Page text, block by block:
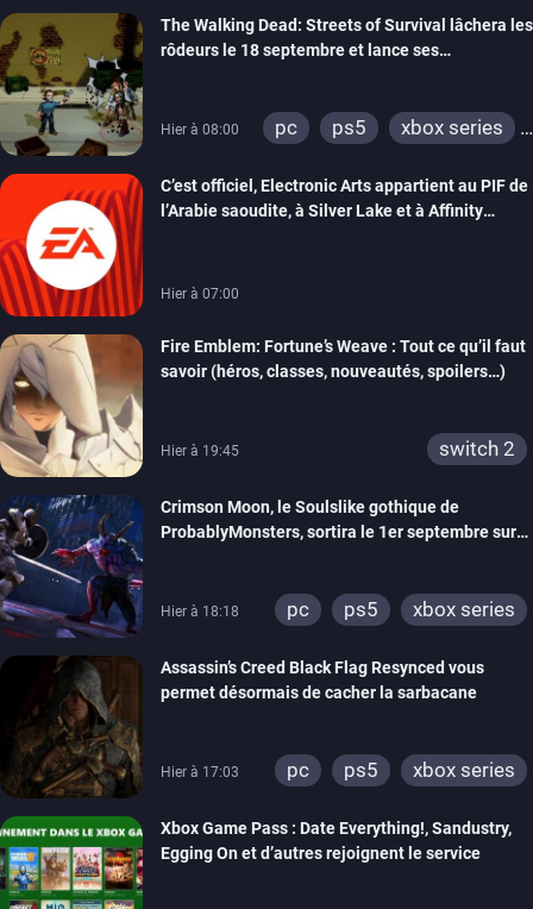
The Walking Dead: Streets of Survival lâchera les
rôdeurs le 18 septembre et lance ses
Hier à 08:00 pc ps5
xbox series
C’est officiel, Electronic Arts appartient au PIF de
l’Arabie saoudite, à Silver Lake et à Affinity
Hier à 07:00
Fire Emblem: Fortune’s Weave : Tout ce qu’il faut
savoir (héros, classes, nouveautés, spoilers…)
Hier à 19:45 switch 2
Crimson Moon, le Soulslike gothique de
ProbablyMonsters, sortira le 1er septembre sur
Hier à 18:18 pc ps5 xbox series
Assassin’s Creed Black Flag Resynced vous
permet désormais de cacher la sarbacane
Hier à 17:03 pc ps5 xbox series
Xbox Game Pass : Date Everything!, Sandustry,
Egging On et d’autres rejoignent le service